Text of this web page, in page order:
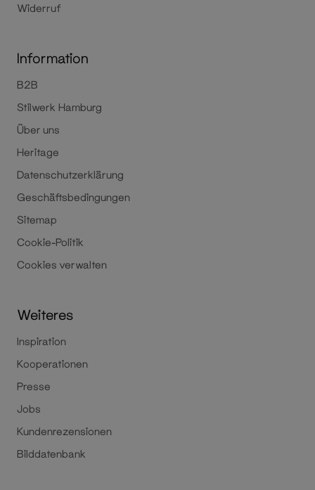
Widerruf
Information
B2B
Stilwerk Hamburg
Über uns
Heritage
Datenschutzerklärung
Geschäftsbedingungen
Sitemap
Cookie-Politik
Cookies verwalten
Weiteres
Inspiration
Kooperationen
Presse
Jobs
Kundenrezensionen
Bilddatenbank